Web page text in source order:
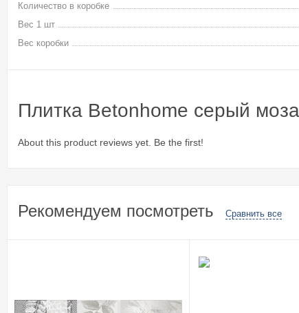
Количество в коробке
Вес 1 шт
Вес коробки
Плитка Betonhome серый
About this product reviews yet. Be the first!
Рекомендуем посмотреть Сравнить все